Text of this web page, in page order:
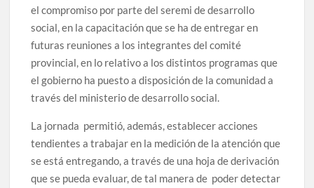
el compromiso por parte del seremi de desarrollo
social, en la capacitación que se ha de entregar en
futuras reuniones a los integrantes del comité
provincial, en lo relativo a los distintos programas que
el gobierno ha puesto a disposición de la comunidad a
través del ministerio de desarrollo social.
La jornada permitió, además, establecer acciones
tendientes a trabajar en la medición de la atención que
se está entregando, a través de una hoja de derivación
que se pueda evaluar, de tal manera de poder detectar